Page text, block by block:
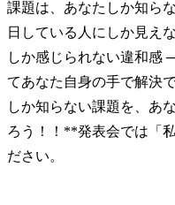
課題は、あなたしか知ら
日している人にしか見え
しか感じられない違和感
てあなた自身の手で解決
しか知らない課題を、あ
ろう！！**発表会では「
ださい。